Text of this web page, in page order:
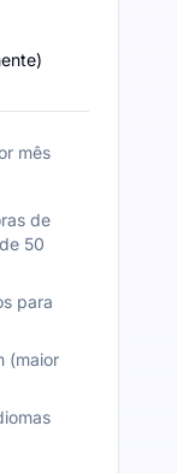
)
mês
de
50
para
(maior